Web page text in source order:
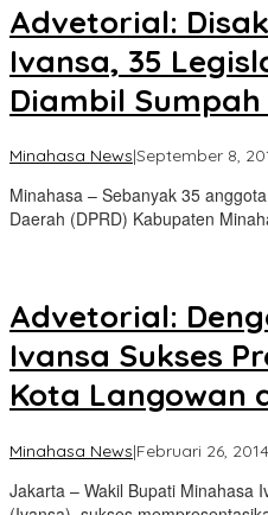
Advetorial:
Ivansa, 35
Diambil
Minahasa News|September 8,
Minahasa – Sebanyak 35
Daerah (DPRD) Kabupaten
Advetorial:
Ivansa Sukses
Kota Langowan
Minahasa News|Februari 26, 2014
Jakarta – Wakil Bupati Minahasa